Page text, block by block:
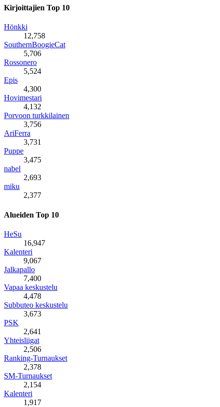
Kirjoittajien Top 10
Hönkki
12,758
SouthernBoogieCat
5,706
Rossonero
5,524
Epis
4,300
Hovimestari
4,132
Porvoon turkkilainen
3,756
AriFerra
3,731
Puppe
3,475
nabel
2,693
miku
2,377
Alueiden Top 10
HeSu
16,947
Kalenteri
9,067
Jalkapallo
7,400
Vapaa keskustelu
4,478
Subbuteo keskustelu
3,673
PSK
2,641
Yhteisliigat
2,506
Ranking-Turnaukset
2,378
SM-Turnaukset
2,154
Kalenteri
1,917